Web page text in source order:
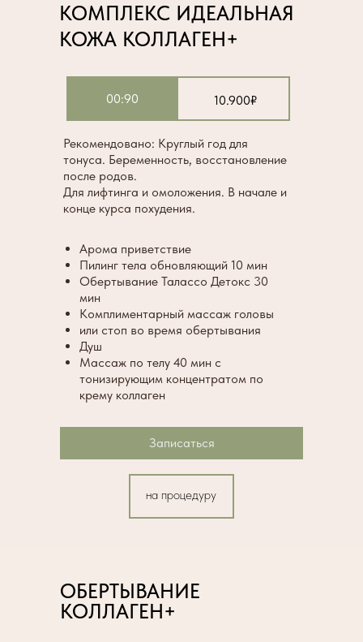
на процедуру
00:90 10.900₽
Арома приветствие
Пилинг тела обновляющий 10 мин
Обертывание Талассо Детокс 30
мин
Комплиментарный массаж головы
или стоп во время обертывания
Душ
Массаж по телу 40 мин с
тонизирующим концентратом по
крему коллаген
Записаться
КОМПЛЕКС ИДЕАЛЬНАЯ
КОЖА КОЛЛАГЕН+
Рекомендовано: Круглый год для
тонуса. Беременность, восстановление
после родов.
Для лифтинга и омоложения. В начале и
конце курса похудения.
ОБЕРТЫВАНИЕ
КОЛЛАГЕН+